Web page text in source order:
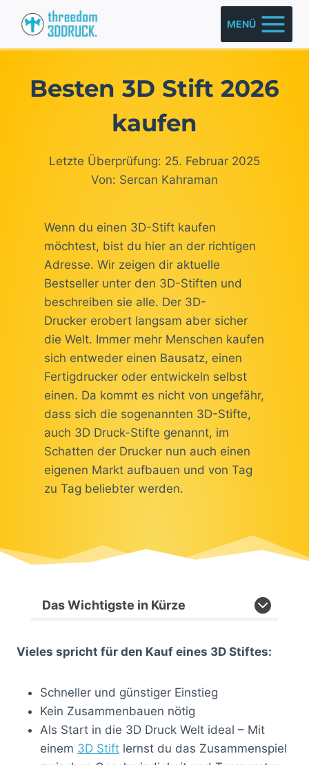
Inhalt
springen
MENÜ
Besten 3D Stift 2026
kaufen
Letzte Überprüfung: 25. Februar 2025
Von: Sercan Kahraman
Wenn du einen 3D-Stift kaufen
möchtest, bist du hier an der richtigen
Adresse. Wir zeigen dir aktuelle
Bestseller unter den 3D-Stiften und
beschreiben sie alle. Der 3D-
Drucker erobert langsam aber sicher
die Welt. Immer mehr Menschen kaufen
sich entweder einen Bausatz, einen
Fertigdrucker oder entwickeln selbst
einen. Da kommt es nicht von ungefähr,
dass sich die sogenannten 3D-Stifte,
auch 3D Druck-Stifte genannt, im
Schatten der Drucker nun auch einen
eigenen Markt aufbauen und von Tag
zu Tag beliebter werden.
Das Wichtigste in Kürze
Vieles spricht für den Kauf eines 3D Stiftes:
Schneller und günstiger Einstieg
Kein Zusammenbauen nötig
Als Start in die 3D Druck Welt ideal – Mit
einem 3D Stift lernst du das Zusammenspiel